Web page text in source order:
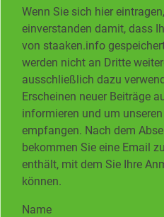
Wenn Sie sich hier
einverstanden damit, dass
von staaken.info
werden nicht an Dritte
ausschließlich dazu
Erscheinen neuer Beiträge
informieren und um
empfangen. Nach dem
bekommen Sie eine Email
enthält, mit dem Sie Ihre
können.
Name